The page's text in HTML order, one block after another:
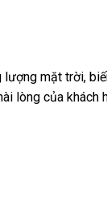
lượng mặt trời,
lòng của khách